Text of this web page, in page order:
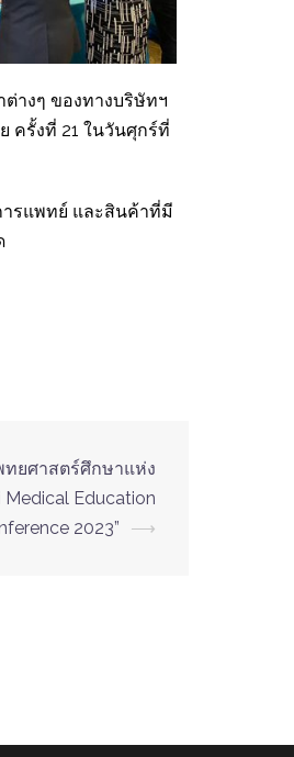
างๆ ของทางบริษัทฯ
ครั้งที่ 21 ในวันศุกร์ที่
ารแพทย์ และสินค้าที่มี
ยศาสตร์ศึกษาแห่ง
Medical Education
2023”
⟶